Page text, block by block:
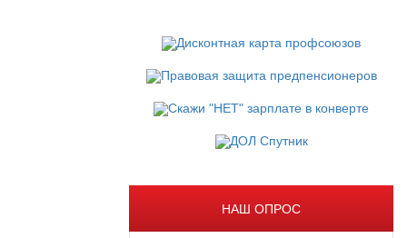
НАШ ОПРОС